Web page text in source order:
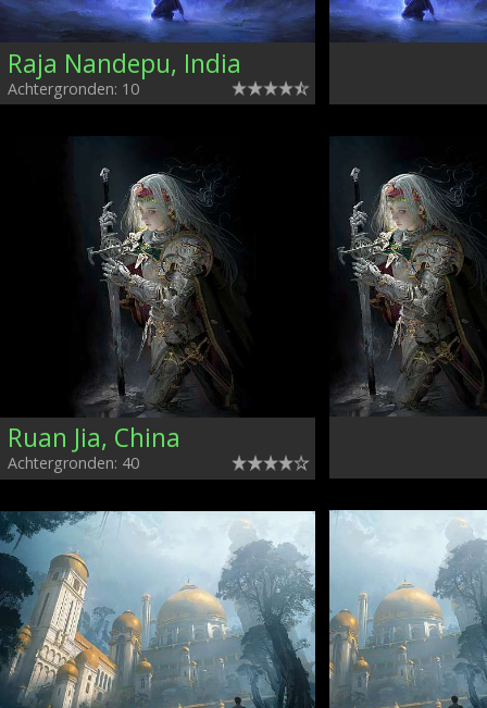
Raja Nandepu, India
Achtergronden: 10
Ruan Jia, China
Achtergronden: 40